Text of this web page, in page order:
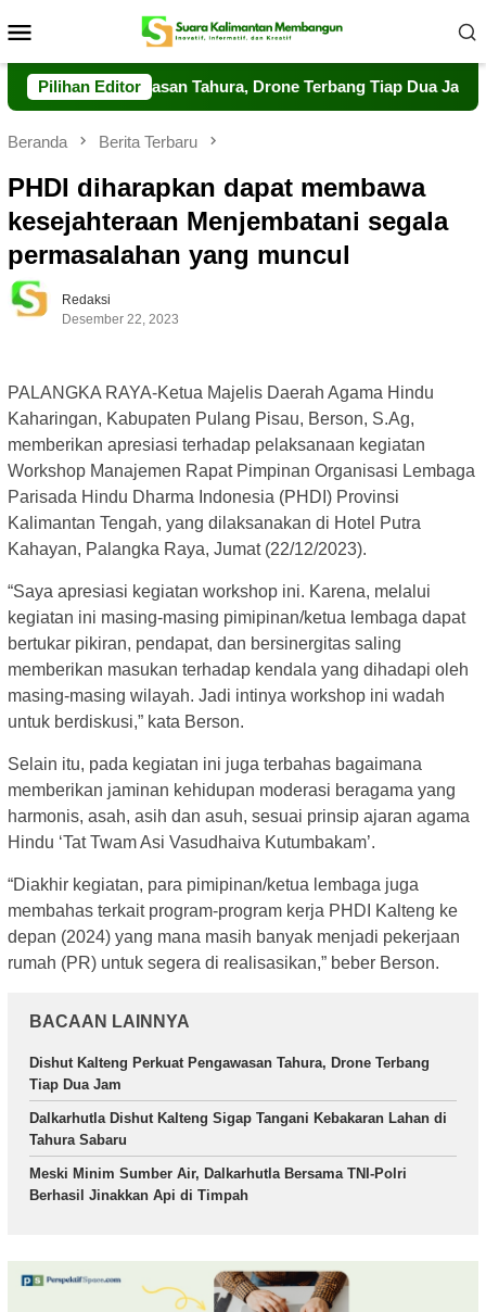
ke
Mobile
Pilihan Editor
Pengawasan Tahura, Drone Terbang Tiap Dua Jam
Beranda Berita Terbaru
PHDI diharapkan dapat membawa
kesejahteraan Menjembatani segala
permasalahan yang muncul
Redaksi
Desember 22, 2023
PALANGKA RAYA-Ketua Majelis Daerah Agama Hindu
Kaharingan, Kabupaten Pulang Pisau, Berson, S.Ag,
memberikan apresiasi terhadap pelaksanaan kegiatan
Workshop Manajemen Rapat Pimpinan Organisasi Lembaga
Parisada Hindu Dharma Indonesia (PHDI) Provinsi
Kalimantan Tengah, yang dilaksanakan di Hotel Putra
Kahayan, Palangka Raya, Jumat (22/12/2023).
“Saya apresiasi kegiatan workshop ini. Karena, melalui
kegiatan ini masing-masing pimipinan/ketua lembaga dapat
bertukar pikiran, pendapat, dan bersinergitas saling
memberikan masukan terhadap kendala yang dihadapi oleh
masing-masing wilayah. Jadi intinya workshop ini wadah
untuk berdiskusi,” kata Berson.
Selain itu, pada kegiatan ini juga terbahas bagaimana
memberikan jaminan kehidupan moderasi beragama yang
harmonis, asah, asih dan asuh, sesuai prinsip ajaran agama
Hindu ‘Tat Twam Asi Vasudhaiva Kutumbakam’.
“Diakhir kegiatan, para pimipinan/ketua lembaga juga
membahas terkait program-program kerja PHDI Kalteng ke
depan (2024) yang mana masih banyak menjadi pekerjaan
rumah (PR) untuk segera di realisasikan,” beber Berson.
BACAAN LAINNYA
Dishut Kalteng Perkuat Pengawasan Tahura, Drone Terbang
Tiap Dua Jam
Dalkarhutla Dishut Kalteng Sigap Tangani Kebakaran Lahan di
Tahura Sabaru
Meski Minim Sumber Air, Dalkarhutla Bersama TNI-Polri
Berhasil Jinakkan Api di Timpah